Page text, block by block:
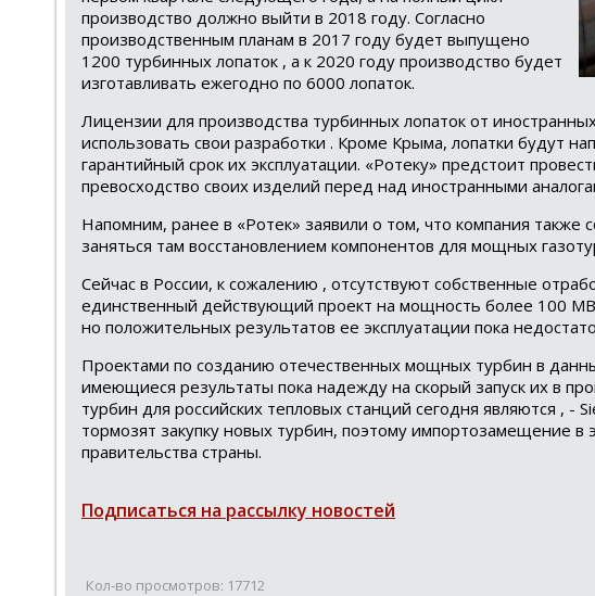
производство должно выйти в 2018 году. Согласно
производственным планам в 2017 году будет выпущено
1200 турбинных лопаток , а к 2020 году производство будет
изготавливать ежегодно по 6000 лопаток.
Лицензии для производства турбинных лопаток от
использовать свои разработки . Кроме Крыма, лопатки будут
гарантийный срок их эксплуатации. «Ротеку» предстоит
превосходство своих изделий перед над иностранными
Напомним, ранее в «Ротек» заявили о том, что компания
заняться там восстановлением компонентов для мощных
Сейчас в России, к сожалению , отсутствуют собственные
единственный действующий проект на мощность более 100
но положительных результатов ее эксплуатации пока
Проектами по созданию отечественных мощных турбин в
имеющиеся результаты пока надежду на скорый запуск их в
турбин для российских тепловых станций сегодня являются , -
тормозят закупку новых турбин, поэтому импортозамещение
правительства страны.
Подписаться на рассылку новостей
Кол-во просмотров: 17712
Telegram